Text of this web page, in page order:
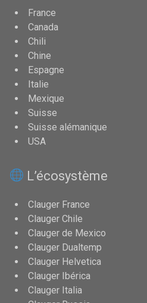
France
Canada
Chili
Chine
Espagne
Italie
Mexique
Suisse
Suisse alémanique
USA
L’écosystème
Clauger France
Clauger Chile
Clauger de Mexico
Clauger Dualtemp
Clauger Helvetica
Clauger Ibérica
Clauger Italia